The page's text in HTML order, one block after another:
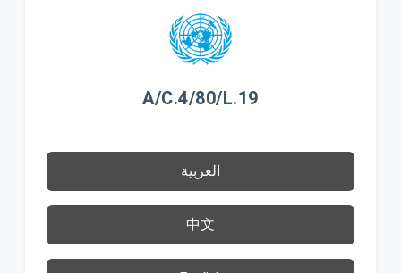
A/C.4/80/L.19
العربية
中文